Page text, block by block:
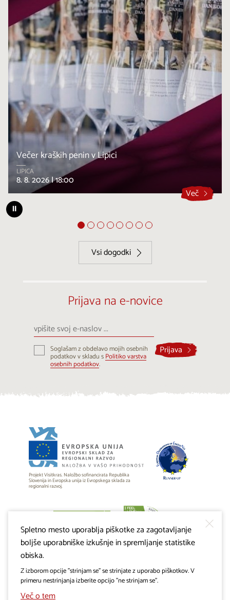
Večer kraških penin v Lipici
LIPICA
8. 8. 2026 |18:00
Več
⏸
Vsi dogodki
Prijava na e-novice
vpišite
svoj
e-
naslovSoglašam z obdelavo mojih osebnih
podatkov v skladu sPolitiko varstva
osebnih podatkov.
Prijava
Projekt Visitkras. Naložbo sofinancirata Republika
Slovenija in Evropska unija iz Evropskega sklada za
regionalni razvoj.
Spletno mesto uporablja piškotke za zagotavljanje
boljše uporabniške izkušnje in spremljanje statistike
obiska.
Z izborom opcije "strinjam se" se strinjate z uporabo piškotkov. V
primeru nestrinjanja izberite opcijo "ne strinjam se".
Več o tem